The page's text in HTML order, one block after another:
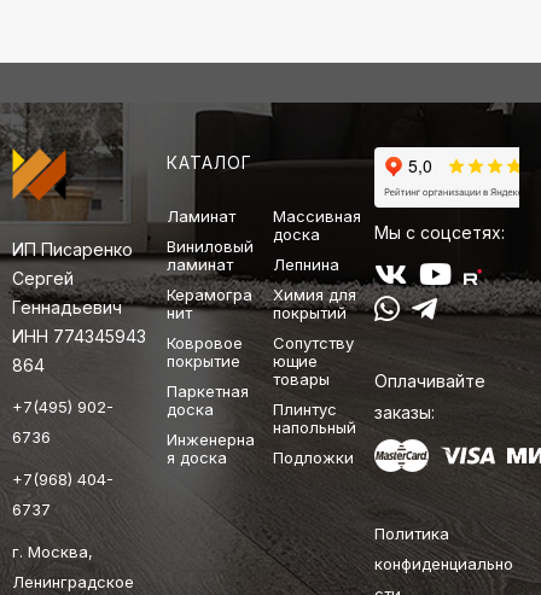
ИП Писаренко
Сергей
Геннадьевич
ИНН 774345943
864
+7(495) 902-
6736
+7(968) 404-
6737
г. Москва,
Ленинградское
КАТАЛОГ
Ламинат
Виниловый
ламинат
Керамогра
нит
Ковровое
покрытие
Паркетная
доска
Инженерна
я доска
Массивная
доска
Лепнина
Химия для
покрытий
Сопутству
ющие
товары
Плинтус
напольный
Подложки
Мы с соцсетях:
Оплачивайте
заказы:
Политика
конфиденциально